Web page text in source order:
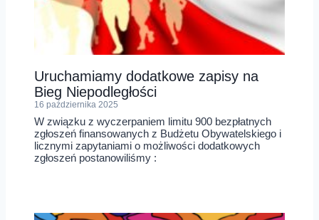
Uruchamiamy dodatkowe zapisy na
Bieg Niepodległości
16 października 2025
W związku z wyczerpaniem limitu 900 bezpłatnych
zgłoszeń finansowanych z Budżetu Obywatelskiego i
licznymi zapytaniami o możliwości dodatkowych
zgłoszeń postanowiliśmy :